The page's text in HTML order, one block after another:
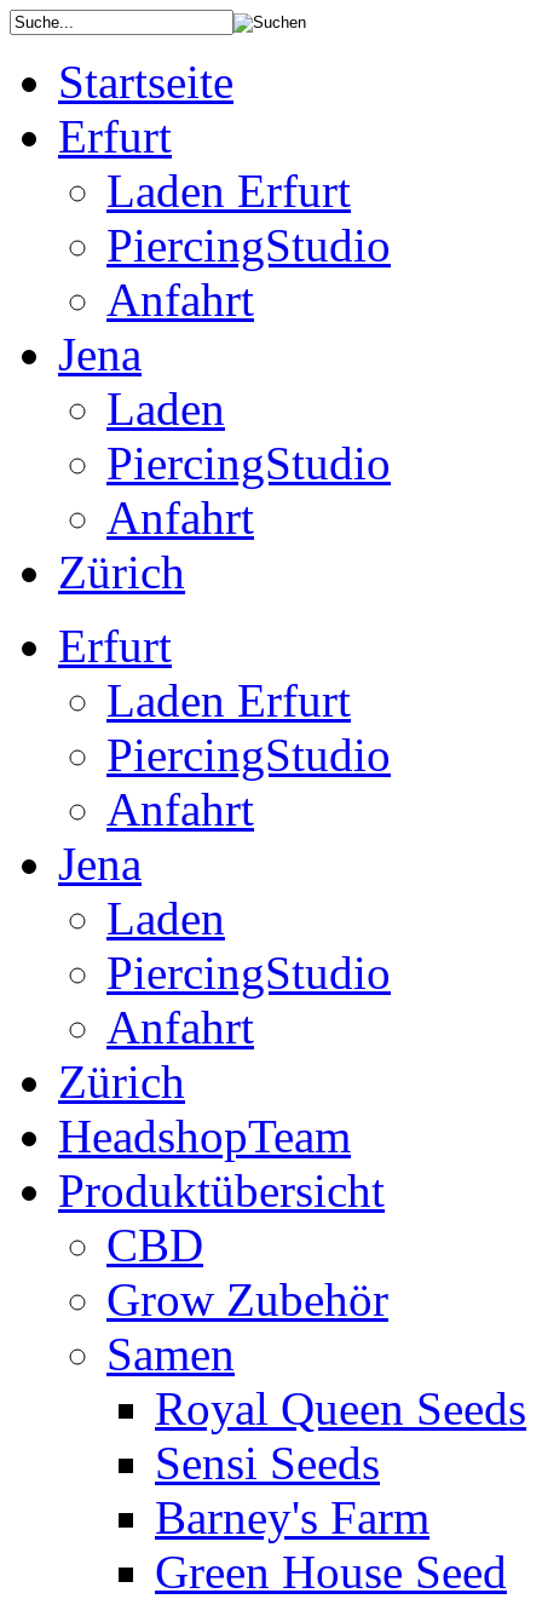
Startseite
Erfurt
Laden Erfurt
PiercingStudio
Anfahrt
Jena
Laden
PiercingStudio
Anfahrt
Zürich
Erfurt
Laden Erfurt
PiercingStudio
Anfahrt
Jena
Laden
PiercingStudio
Anfahrt
Zürich
HeadshopTeam
Produktübersicht
CBD
Grow Zubehör
Samen
Royal Queen Seeds
Sensi Seeds
Barney's Farm
Green House Seed